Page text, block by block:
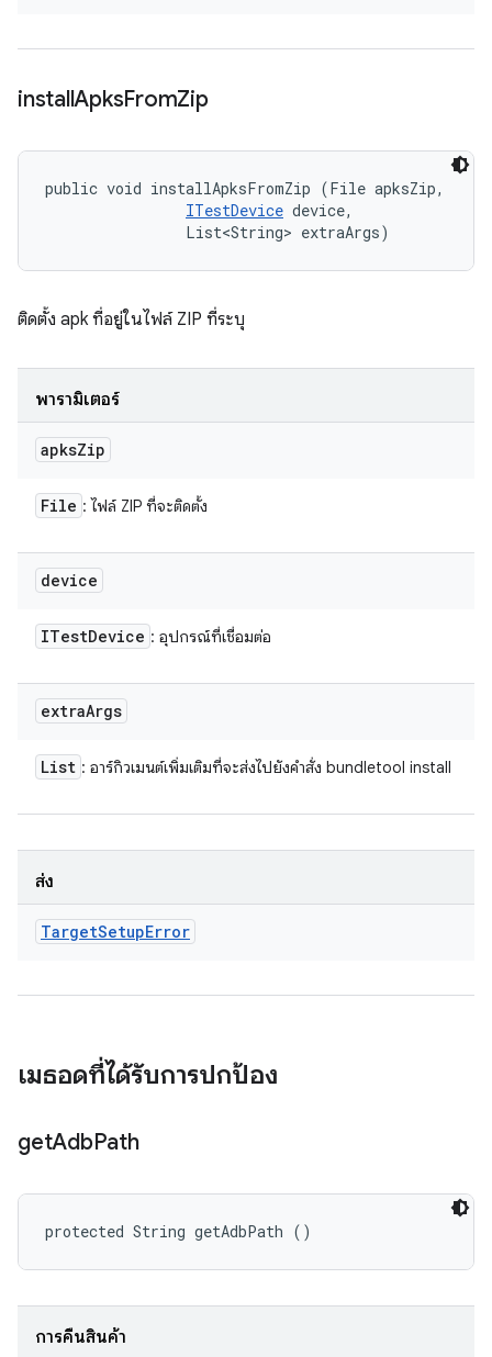
installApksFromZip
public void installApksFromZip (File apksZip,
ITestDevice device,
                List<String> extraArgs)
ติดตั้ง apk ที่อยู่ในไฟล์ ZIP ที่ระบุ
พารามิเตอร์
apksZip
File : ไฟล์ ZIP ที่จะติดตั้ง
device
ITestDevice : อุปกรณ์ที่เชื่อมต่อ
extraArgs
List : อาร์กิวเมนต์เพิ่มเติมที่จะส่งไปยังคำสั่ง bundletool install
ส่ง
TargetSetupError
เมธอดที่ได้รับการปกป้อง
getAdbPath
protected String getAdbPath ()
การคืนสินค้า